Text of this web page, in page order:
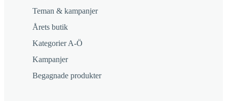
Teman & kampanjer
Årets butik
Kategorier A-Ö
Kampanjer
Begagnade produkter